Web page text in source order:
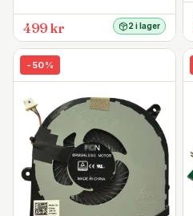
499 kr 2 i lager
- 50%